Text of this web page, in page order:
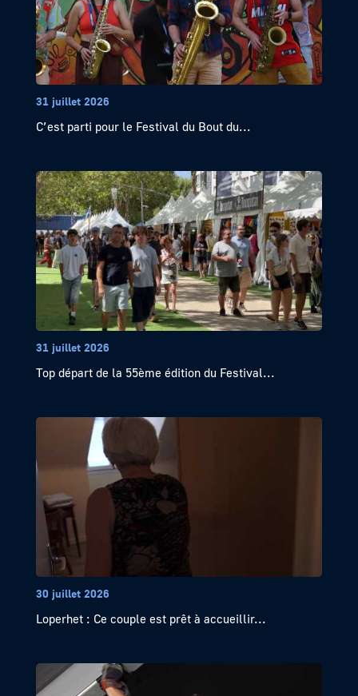
31 juillet 2026
C’est parti pour le Festival du Bout du...
31 juillet 2026
Top départ de la 55ème édition du Festival...
30 juillet 2026
Loperhet : Ce couple est prêt à accueillir...